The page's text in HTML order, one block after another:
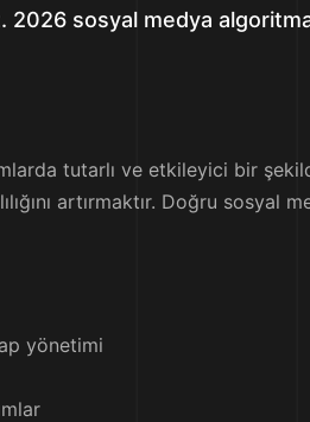
2026 sosyal medya
tutarlı ve etkileyici bir
artırmaktır. Doğru sosyal
yönetimi